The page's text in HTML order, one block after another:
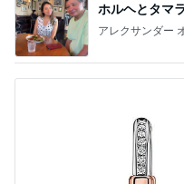
ホルヘとタマ
アレクサンダー